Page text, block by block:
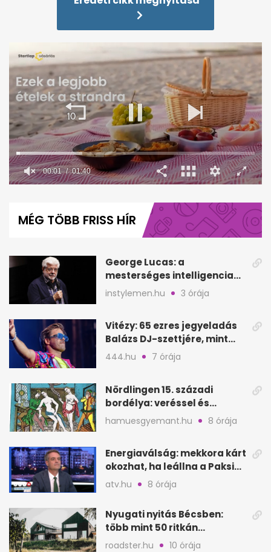
minute,
00:02 01:40
MÉG TÖBB FRISS HÍR
George Lucas: a
mesterséges intelligencia
lehet Hollywood következő
lépése
instylemen.hu 3 órája
Vitézy: 65 ezres jegyeladás
Balázs DJ-szettjére, mint
Puskás teltház metró nélkül
444.hu 7 órája
Nördlingen 15. századi
bordélya: veréssel és
éheztetéssel tartották
fogva a nőket
hamuesgyemant.hu 8 órája
Energiaválság: mekkora kárt
okozhat, ha leállna a Paksi
Atomerőmű?
atv.hu 8 órája
Nyugati nyitás Bécsben:
több mint 50 ritkán
látogatható épület
roadster.hu 10 órája